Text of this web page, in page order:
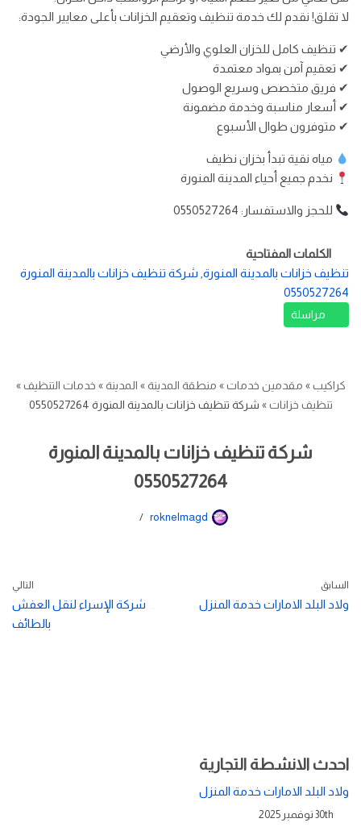
لا تقلق! نقدم لك خدمة تنظيف وتعقيم الخزانات بأعلى معايير الجودة:
✔ تنظيف كامل للخزان العلوي والأرضي
✔ تعقيم آمن بمواد معتمدة
✔ فريق متخصص وسريع الوصول
✔ أسعار مناسبة وخدمة مضمونة
✔ متوفرون طوال الأسبوع
مياه نقية تبدأ بخزان نظيف
نخدم جميع أحياء المدينة المنورة
للحجز والاستفسار: 0550527264
الكلمات المفتاحية
تنظيف خزانات بالمدينة المنورة شركة تنظيف خزانات بالمدينة المنورة
0550527264
مراسلة
كراكيب» مقدمين خدمات» منطقة المدينة» المدينة» خدمات التنظيف»
تنظيف خزانات» شركة تنظيف خزانات بالمدينة المنورة 0550527264
شركة تنظيف خزانات بالمدينة المنورة
0550527264
roknelmagd
السابق
ولاد البلد الامارات خدمة المنزل
التالي
شركة الإسراء لنقل العفش
بالطائف
احدث الانشطة التجارية
ولاد البلد الامارات خدمة المنزل
30th نوفمبر 2025